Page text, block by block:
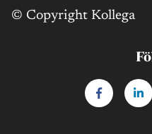
© Copyright Kollega
facebook